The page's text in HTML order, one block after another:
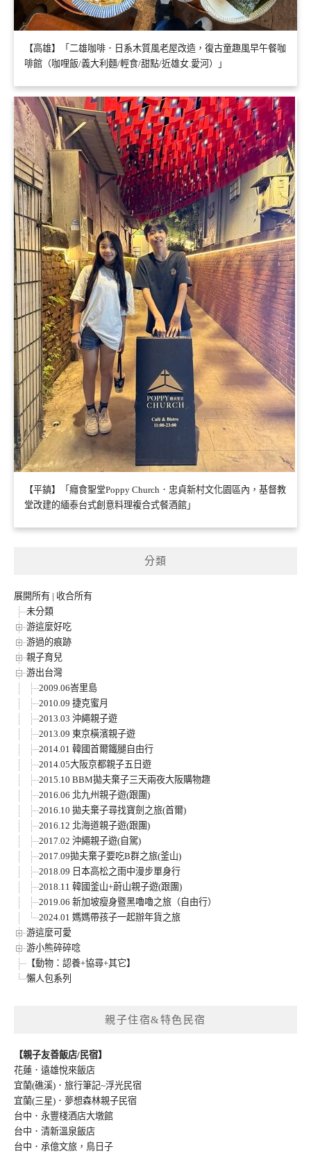
【高雄】「二雄咖啡．日系木質風老屋改造，復古童趣風早午餐咖
啡館（咖哩飯/義大利麵/輕食/甜點/近雄女.愛河）」
【平鎮】「癮食聖堂Poppy Church．忠貞新村文化園區內，基督教
堂改建的緬泰台式創意料理複合式餐酒館」
分類
展開所有 | 收合所有
未分類
游這麼好吃
游過的痕跡
親子育兒
游出台灣
2009.06峇里島
2010.09 捷克蜜月
2013.03 沖繩親子遊
2013.09 東京橫濱親子遊
2014.01 韓國首爾鐵腿自由行
2014.05大阪京都親子五日遊
2015.10 BBM拋夫棄子三天兩夜大阪購物趣
2016.06 北九州親子遊(跟團)
2016.10 拋夫棄子尋找寶劍之旅(首爾)
2016.12 北海道親子遊(跟團)
2017.02 沖繩親子遊(自駕)
2017.09拋夫棄子要吃B群之旅(釜山)
2018.09 日本高松之雨中漫步單身行
2018.11 韓國釜山+蔚山親子遊(跟團)
2019.06 新加坡瘦身暨黑嚕嚕之旅（自由行）
2024.01 媽媽帶孩子一起辦年貨之旅
游這麼可愛
游小熊碎碎唸
【動物：認養+協尋+其它】
懶人包系列
親子住宿&特色民宿
【親子友善飯店/民宿】
花蓮．遠雄悅來飯店
宜蘭(礁溪)．旅行筆記~浮光民宿
宜蘭(三星)．夢想森林親子民宿
台中．永豐棧酒店大墩館
台中．清新溫泉飯店
台中．承億文旅，鳥日子